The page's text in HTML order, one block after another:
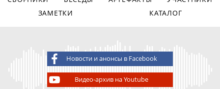
ЗАМЕТКИ
КАТАЛОГ
Новости и анонсы в Facebook
Видео-архив на Youtube